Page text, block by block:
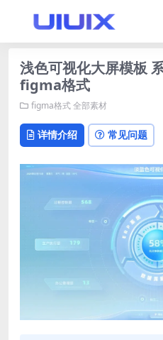
浅色可视化大屏模板
figma格式
figma格式全部素材
详情介绍 常见问题